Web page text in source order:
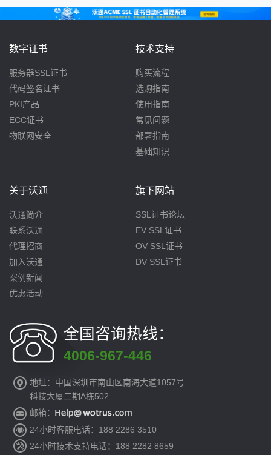
数字证书
服务器SSL证书
代码签名证书
PKI产品
ECC证书
物联网安全
技术支持
购买流程
选购指南
使用指南
常见问题
部署指南
基础知识
关于沃通
沃通简介
联系沃通
代理招商
加入沃通
案例新闻
优惠活动
旗下网站
SSL证书论坛
EV SSL证书
OV SSL证书
DV SSL证书
全国咨询热线：
4006-967-446
地址：中国深圳市南山区南海大道1057号
科技大厦二期A栋502
邮箱：
24小时客服电话：188 2286 3510
24小时技术支持电话：188 2282 8659